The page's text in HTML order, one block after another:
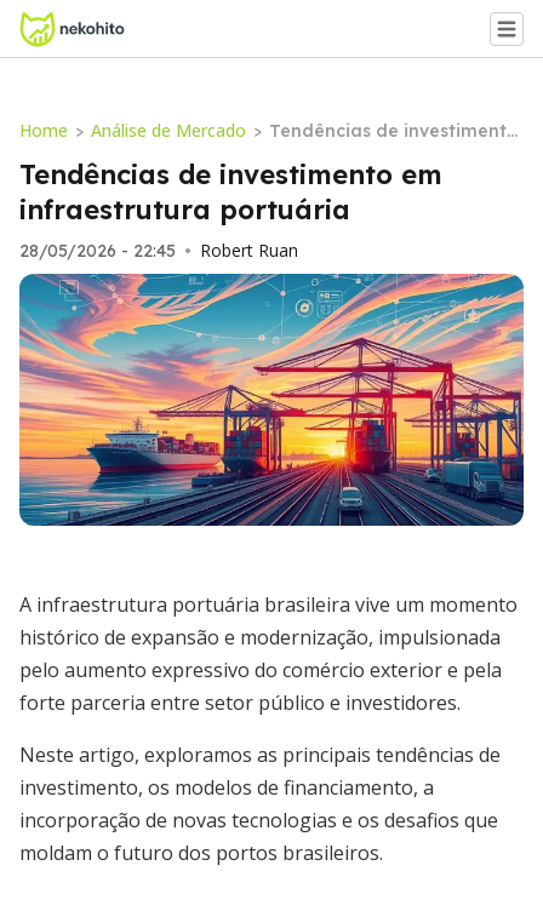
Home > Análise de Mercado > Tendências de investimento
em infraestrutura portuária
Tendências de investimento em
infraestrutura portuária
28/05/2026 - 22:45 • Robert Ruan
A infraestrutura portuária brasileira vive um momento
histórico de expansão e modernização, impulsionada
pelo aumento expressivo do comércio exterior e pela
forte parceria entre setor público e investidores.
Neste artigo, exploramos as principais tendências de
investimento, os modelos de financiamento, a
incorporação de novas tecnologias e os desafios que
moldam o futuro dos portos brasileiros.